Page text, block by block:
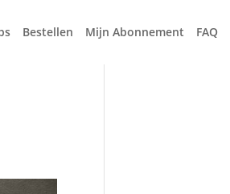
Bestellen Mijn Abonnement FAQ